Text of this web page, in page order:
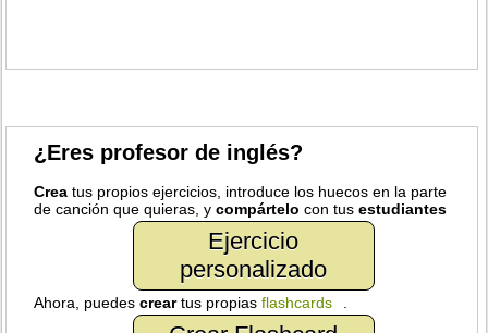
¿Eres profesor de inglés?
Crea tus propios ejercicios, introduce los huecos en la parte
de canción que quieras, ycompártelo con tusestudiantes
Ejercicio
personalizado
Ahora, puedescreartus propiasflashcards